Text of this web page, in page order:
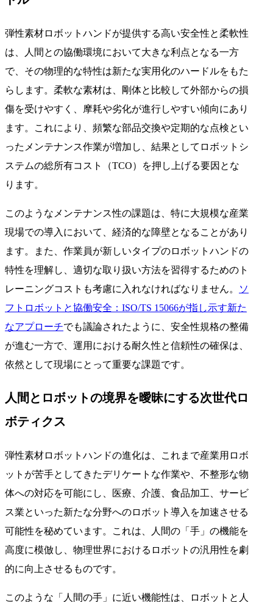
弾性素材ロボットハンドが提供する高い安全性と柔軟性
は、人間との協働環境において大きな利点となる一方
で、その物理的な特性は新たな実用化のハードルをもた
らします。柔軟な素材は、剛体と比較して外部からの損
傷を受けやすく、摩耗や劣化が進行しやすい傾向にあり
ます。これにより、頻繁な部品交換や定期的な点検とい
ったメンテナンス作業が増加し、結果としてロボットシ
ステムの総所有コスト（TCO）を押し上げる要因とな
ります。
このようなメンテナンス性の課題は、特に大規模な産業
現場での導入において、経済的な障壁となることがあり
ます。また、作業員が新しいタイプのロボットハンドの
特性を理解し、適切な取り扱い方法を習得するためのト
レーニングコストも考慮に入れなければなりません。
ソ
フトロボットと協働安全：ISO/TS 15066が指し示す新た
なアプローチでも議論されたように、安全性規格の整備
が進む一方で、運用における耐久性と信頼性の確保は、
依然として現場にとって重要な課題です。
人間とロボットの境界を曖昧にする次世代ロ
ボティクス
弾性素材ロボットハンドの進化は、これまで産業用ロボ
ットが苦手としてきたデリケートな作業や、不整形な物
体への対応を可能にし、医療、介護、食品加工、サービ
ス業といった新たな分野へのロボット導入を加速させる
可能性を秘めています。これは、人間の「手」の機能を
高度に模倣し、物理世界におけるロボットの汎用性を劇
的に向上させるものです。
このような「人間の手」に近い機能性は、ロボットと人